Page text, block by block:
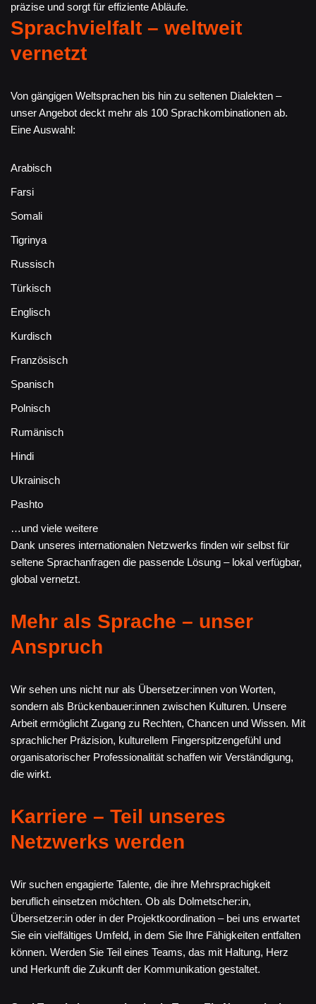
präzise und sorgt für effiziente Abläufe.
Sprachvielfalt – weltweit
vernetzt
Von gängigen Weltsprachen bis hin zu seltenen Dialekten –
unser Angebot deckt mehr als 100 Sprachkombinationen ab.
Eine Auswahl:
Arabisch
Farsi
Somali
Tigrinya
Russisch
Türkisch
Englisch
Kurdisch
Französisch
Spanisch
Polnisch
Rumänisch
Hindi
Ukrainisch
Pashto
…und viele weitere
Dank unseres internationalen Netzwerks finden wir selbst für
seltene Sprachanfragen die passende Lösung – lokal verfügbar,
global vernetzt.
Mehr als Sprache – unser
Anspruch
Wir sehen uns nicht nur als Übersetzer:innen von Worten,
sondern als Brückenbauer:innen zwischen Kulturen. Unsere
Arbeit ermöglicht Zugang zu Rechten, Chancen und Wissen. Mit
sprachlicher Präzision, kulturellem Fingerspitzengefühl und
organisatorischer Professionalität schaffen wir Verständigung,
die wirkt.
Karriere – Teil unseres
Netzwerks werden
Wir suchen engagierte Talente, die ihre Mehrsprachigkeit
beruflich einsetzen möchten. Ob als Dolmetscher:in,
Übersetzer:in oder in der Projektkoordination – bei uns erwartet
Sie ein vielfältiges Umfeld, in dem Sie Ihre Fähigkeiten entfalten
können. Werden Sie Teil eines Teams, das mit Haltung, Herz
und Herkunft die Zukunft der Kommunikation gestaltet.